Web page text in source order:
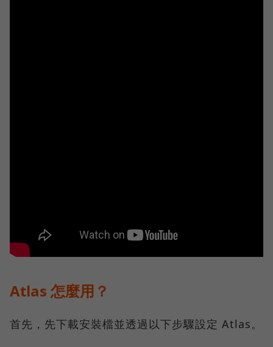
Atlas 怎麼用？
首先，先下載安裝檔並透過以下步驟設定 Atlas。